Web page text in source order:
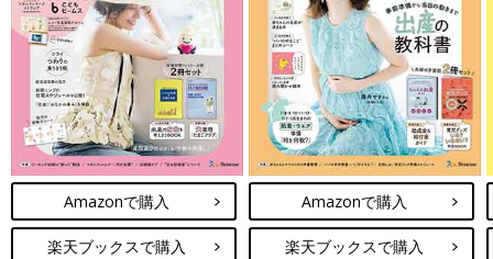
Amazonで購入
楽天ブックスで購入
Amazonで購入
楽天ブックスで購入